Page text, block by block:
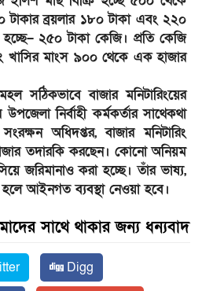
ব্রয়লার ১৮০ টাকা এবং ২২০
হচ্ছে– ২৫০ টাকা কেজি। প্রতি কেজি
মাংস ৯০০ থেকে এক হাজার
সঠিকভাবে বাজার মনিটারিংয়ের
নির্বাহী কর্মকর্তার সাথেকথা
অধিদপ্তর, বাজার মনিটারিং
তদারকি করছেন। কোনো অনিয়ম
জরিমানাও করা হচ্ছে। তাঁর ভাষ্য,
আইনগত ব্যবস্থা নেওয়া হবে।
সাথে থাকার জন্য ধন্যবাদ
Digg